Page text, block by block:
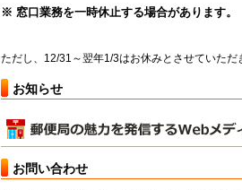
※ 窓口業務を一時休止する場合があります。
ただし、12/31～翌年1/3はお休みとさせていただ
お知らせ
お問い合わせ